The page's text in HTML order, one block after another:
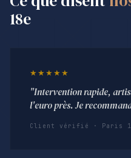
18e
★★★★★
"Intervention rapide,
l'euro près. Je
Client vérifié · Paris